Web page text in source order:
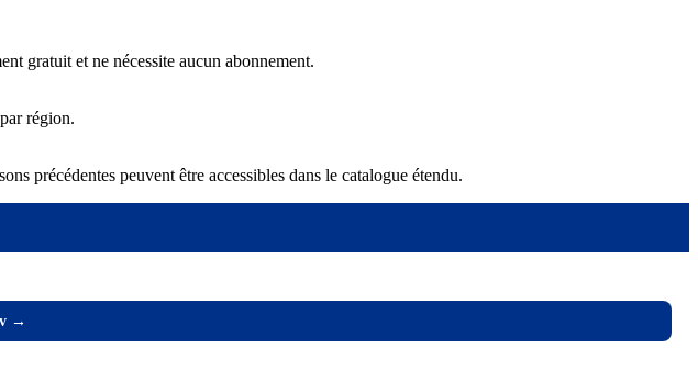
gratuit et ne nécessite aucun abonnement.
région.
précédentes peuvent être accessibles dans le catalogue étendu.
→